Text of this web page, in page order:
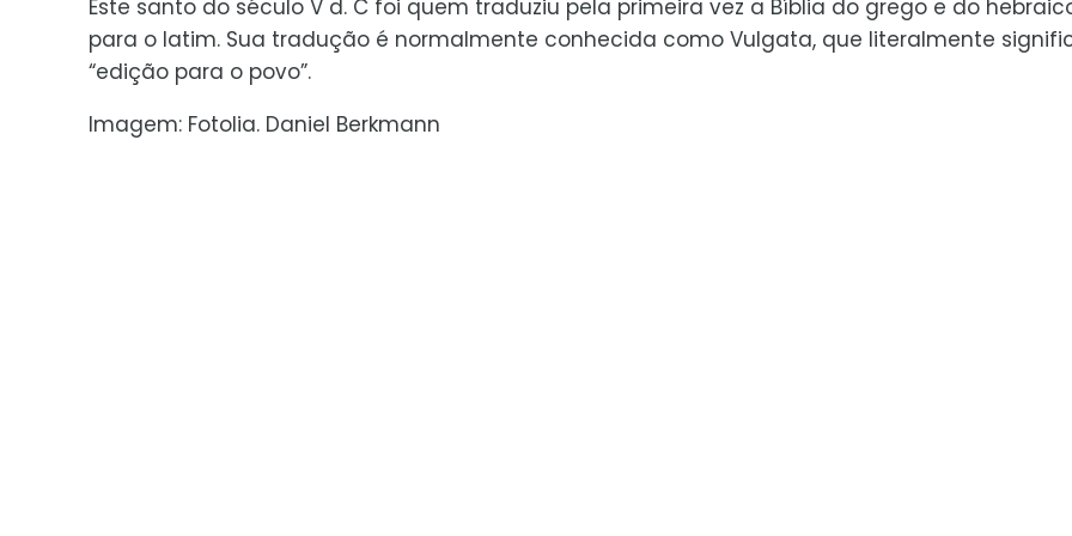
Este santo do século V d. C foi quem traduziu pela primeira vez a Bíblia do grego e do
para o latim. Sua tradução é normalmente conhecida como Vulgata, que literalmente
“edição para o povo”.
Imagem: Fotolia. Daniel Berkmann